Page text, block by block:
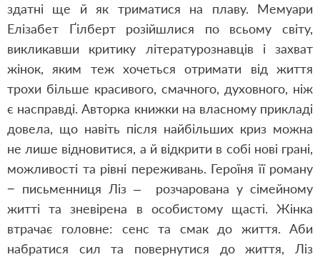
здатні ще й як триматися на плаву. Мемуари
Елізабет Ґілберт розійшлися по всьому світу,
викликавши критику літературознавців і захват
жінок, яким теж хочеться отримати від життя
трохи більше красивого, смачного, духовного, ніж
є насправді. Авторка книжки на власному прикладі
довела, що навіть після найбільших криз можна
не лише відновитися, а й відкрити в собі нові грані,
можливості та рівні переживань. Героїня її роману
− письменниця Ліз – розчарована у сімейному
житті та зневірена в особистому щасті. Жінка
втрачає головне: сенс та смак до життя. Аби
набратися сил та повернутися до життя, Ліз